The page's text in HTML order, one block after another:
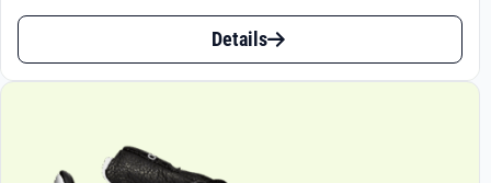
€240.00
Dieses
Produkt
Varianten
Details